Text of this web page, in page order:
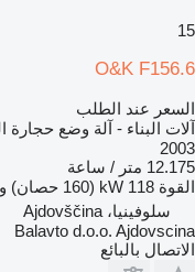
15
O&K F156.6
السعر عند الطلب
آلات البناء - آلة وضع
2003
12.175 متر / ساعة
القوة 118 kW (160 حصان)
سلوفينيا، Ajdovščina
Balavto d.o.o. Ajdovscina
الاتصال بالبائع